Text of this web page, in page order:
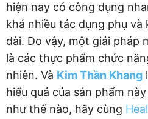
hiện nay có công dụng
khá nhiều tác dụng phụ và
dài. Do vậy, một giải pháp
là các thực phẩm chức
nhiên. Và Kim Thần Khang
hiểu quả của sản phẩm
như thế nào, hãy cùng